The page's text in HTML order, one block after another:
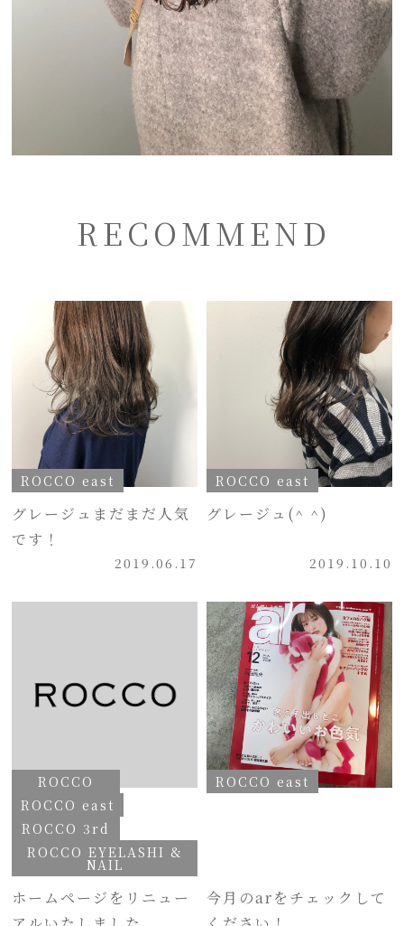
RECOMMEND
ROCCO east
グレージュまだまだ人気
です！
2019.06.17
ROCCO east
グレージュ(^ ^)
2019.10.10
ROCCO
ROCCO east
ROCCO 3rd
ROCCO EYELASHI &
NAIL
ホームページをリニュー
ROCCO east
今月のarをチェックして